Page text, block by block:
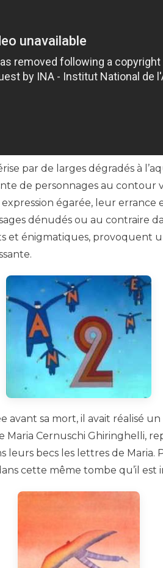
par de larges dégradés à
de personnages au contour
égarée, leur errance
dénudés ou au contraire
et énigmatiques, provoquent
avant sa mort, il avait réalisé
Maria Cernuschi Ghiringhelli,
leurs becs les lettres de Maria.
cette même tombe qu’il est